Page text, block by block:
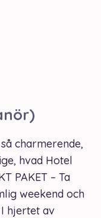
charmerende,
hvad Hotel
PAKET – Ta
weekend och
hjertet av